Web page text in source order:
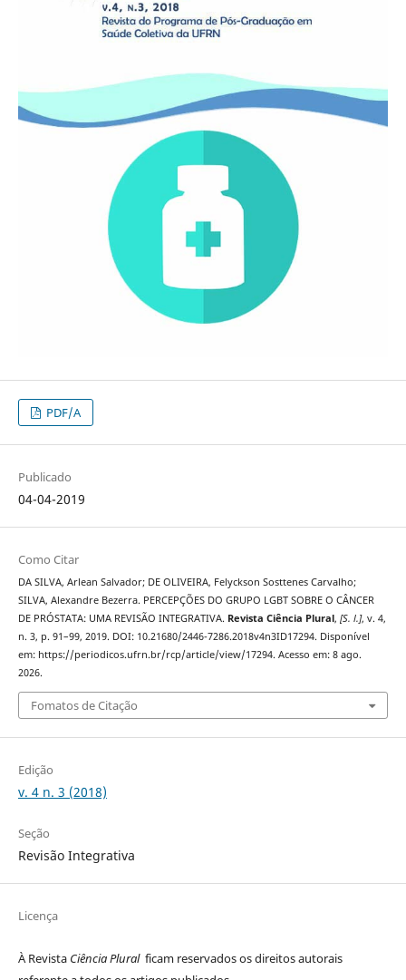
PDF/A
Publicado
04-04-2019
Como Citar
DA SILVA, Arlean Salvador; DE OLIVEIRA, Felyckson Sosttenes Carvalho;
SILVA, Alexandre Bezerra. PERCEPÇÕES DO GRUPO LGBT SOBRE O CÂNCER
DE PRÓSTATA: UMA REVISÃO INTEGRATIVA. Revista Ciência Plural, [S. l.], v. 4,
n. 3, p. 91–99, 2019. DOI: 10.21680/2446-7286.2018v4n3ID17294. Disponível
em: https://periodicos.ufrn.br/rcp/article/view/17294. Acesso em: 8 ago.
2026.
Fomatos de Citação
Edição
v. 4 n. 3 (2018)
Seção
Revisão Integrativa
Licença
À Revista Ciência Plural ficam reservados os direitos autorais